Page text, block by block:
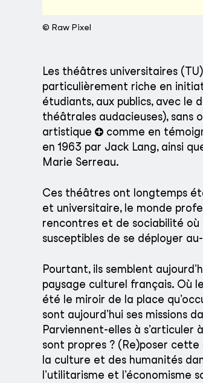
© Raw Pixel
Les théâtres universitaires
particulièrement riche en
étudiants, aux publics, avec le
théâtrales audacieuses), sans
artistique
comme en
en 1963 par Jack Lang, ainsi
Marie Serreau.
Ces théâtres ont longtemps
et universitaire, le monde
rencontres et de sociabilité où
susceptibles de se déployer
Pourtant, ils semblent
paysage culturel français. Où
été le miroir de la place
sont aujourd’hui ses missions
Parviennent-elles à s’articuler
sont propres ? (Re)poser
la culture et des humanités
l’utilitarisme et l’économisme